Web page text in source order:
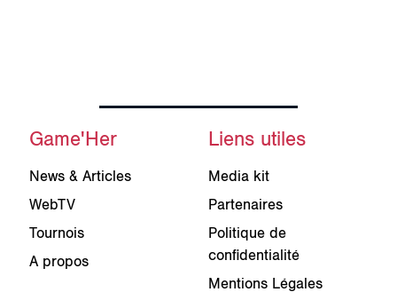
Game'Her
News & Articles
WebTV
Tournois
A propos
Liens utiles
Media kit
Partenaires
Politique de
confidentialité
Mentions Légales